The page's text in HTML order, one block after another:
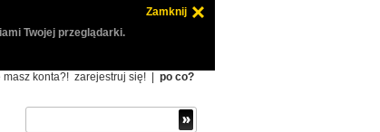
Zamknij
Twojej przeglądarki.
masz konta?! zarejestruj się! po co?